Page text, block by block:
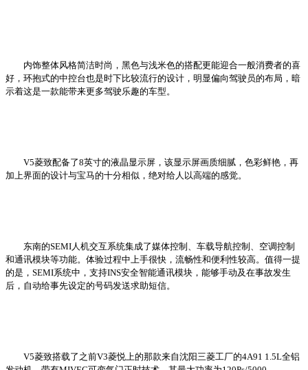
内饰整体风格简洁时尚，黑色与浅米色的搭配更能迎合一般消费者的喜
好，环抱式的中控台也是时下比较流行的设计，明显偏向驾驶员的布局，暗
示着这是一款能带来更多驾驶乐趣的车型。
V5菱致配备了8英寸的液晶显示屏，该显示屏画质细腻，色彩鲜艳，再
加上界面的设计与宝马的十分相似，绝对给人以高端的感觉。
东南的SEMI人机交互系统集成了媒体控制、车载导航控制、空调控制
和通讯模块等功能。体验过程中上手很快，流畅性和便利性较高。值得一提
的是，SEMI系统中，支持INS安全智能通讯模块，能够手动及在事故发生
后，自动给事先设定的号码发送求助短信。
V5菱致搭载了之前V3菱悦上的那款来自沈阳三菱工厂的4A91 1.5L全铝